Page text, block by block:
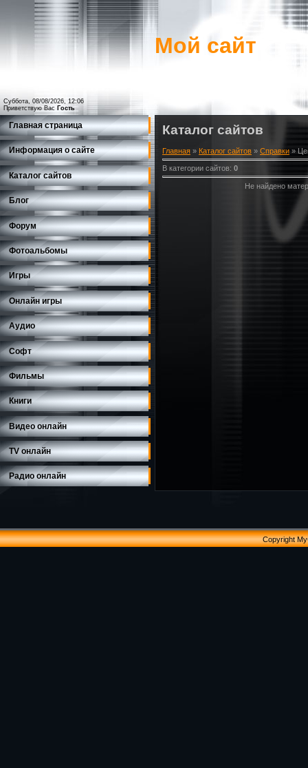
Суббота, 08/08/2026, 12:06
Приветствую Вас Гость
Мой сайт
Главная страница
Информация о сайте
Каталог сайтов
Блог
Форум
Фотоальбомы
Игры
Онлайн игры
Аудио
Софт
Фильмы
Книги
Видео онлайн
TV онлайн
Радио онлайн
Каталог сайтов
Главная » Каталог сайтов » Справки »
В категории сайтов: 0
Не найдено
Copyright